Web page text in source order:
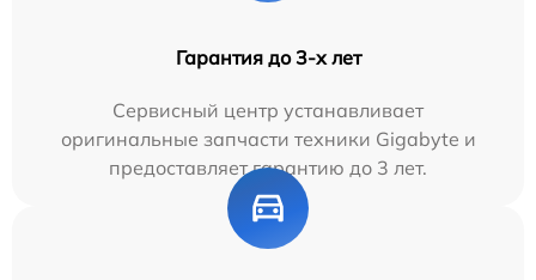
Гарантия до 3-х лет
Сервисный центр устанавливает
оригинальные запчасти техники Gigabyte и
предоставляет гарантию до 3 лет.